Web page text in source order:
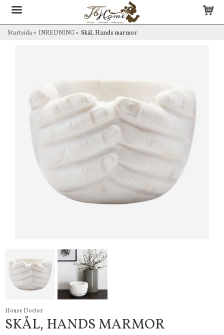
Startsida» INREDNING» Skål, Hands marmor
House Doctor
SKÅL, HANDS MARMOR